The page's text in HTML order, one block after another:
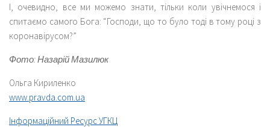
І, очевидно, все ми можемо знати, тільки коли увічнемося і
спитаємо самого Бога: “Господи, що то було тоді в тому році з
коронавірусом?”
Фото: Назарій Мазилюк
Ольга Кириленко
www.pravda.com.ua
Інформаційний Ресурс УГКЦ